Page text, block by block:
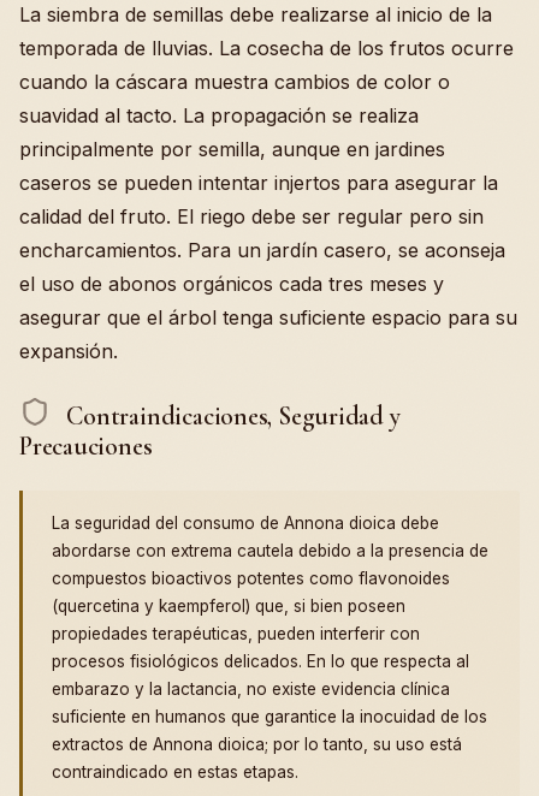
La siembra de semillas debe realizarse al inicio de la
temporada de lluvias. La cosecha de los frutos ocurre
cuando la cáscara muestra cambios de color o
suavidad al tacto. La propagación se realiza
principalmente por semilla, aunque en jardines
caseros se pueden intentar injertos para asegurar la
calidad del fruto. El riego debe ser regular pero sin
encharcamientos. Para un jardín casero, se aconseja
el uso de abonos orgánicos cada tres meses y
asegurar que el árbol tenga suficiente espacio para su
expansión.
Contraindicaciones, Seguridad y
Precauciones
La seguridad del consumo de Annona dioica debe
abordarse con extrema cautela debido a la presencia de
compuestos bioactivos potentes como flavonoides
(quercetina y kaempferol) que, si bien poseen
propiedades terapéuticas, pueden interferir con
procesos fisiológicos delicados. En lo que respecta al
embarazo y la lactancia, no existe evidencia clínica
suficiente en humanos que garantice la inocuidad de los
extractos de Annona dioica; por lo tanto, su uso está
contraindicado en estas etapas.